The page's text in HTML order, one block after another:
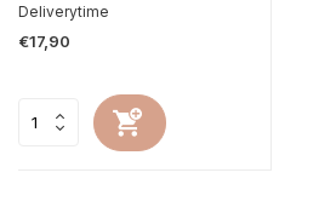
Deliverytime
€17,90